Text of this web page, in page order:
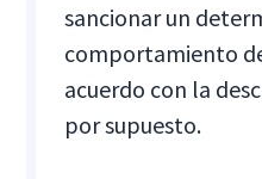
sancionar un
comportamiento
acuerdo con la
por supuesto.